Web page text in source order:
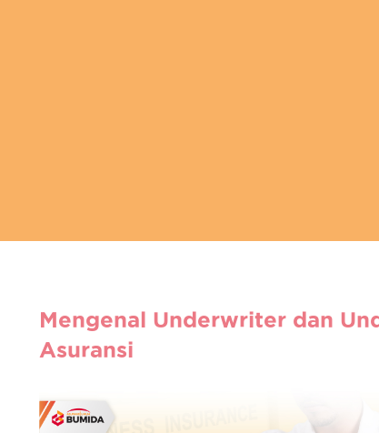
Mengenal Underwriter dan
Asuransi